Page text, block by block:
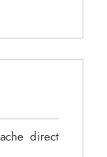
direct